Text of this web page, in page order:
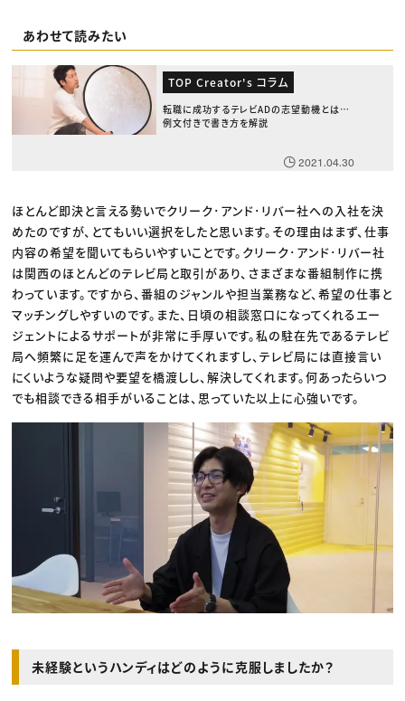
あわせて読みたい
TOP Creator's コラム
転職に成功するテレビADの志望動機とは？
例文付きで書き方を解説
2021.04.30
ほとんど即決と言える勢いでクリーク･アンド･リバー社への入社を決
めたのですが、とてもいい選択をしたと思います。その理由はまず、仕事
内容の希望を聞いてもらいやすいことです。クリーク･アンド･リバー社
は関西のほとんどのテレビ局と取引があり、さまざまな番組制作に携
わっています。ですから、番組のジャンルや担当業務など、希望の仕事と
マッチングしやすいのです。また、日頃の相談窓口になってくれるエー
ジェントによるサポートが非常に手厚いです。私の駐在先であるテレビ
局へ頻繁に足を運んで声をかけてくれますし、テレビ局には直接言い
にくいような疑問や要望を橋渡しし、解決してくれます。何あったらいつ
でも相談できる相手がいることは、思っていた以上に心強いです。
未経験というハンディはどのように克服しましたか？